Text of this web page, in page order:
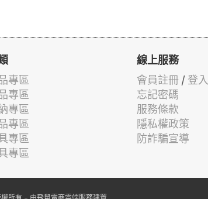
專區
專區
專區
專區
專區
專區
線上服務
會員註冊 / 登入
忘記密碼
服務條款
隱私權政策
防詐騙宣導